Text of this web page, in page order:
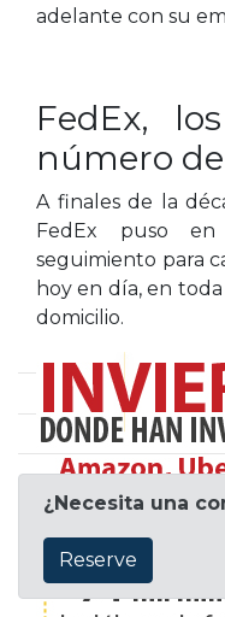
adelante con su
FedEx,
número
A finales de la
FedEx puso
seguimiento para
hoy en día, en
domicilio.
¿Necesita una
Reserve